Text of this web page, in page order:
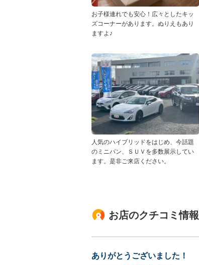
お子様連れでも安心！広々としたキッ
ズコーナーがあります。ぬりえもあり
ますよ♪
人気のハイブリッドをはじめ、今話題
のミニバン、ＳＵＶを多数展示してい
ます。是非ご来店ください。
お店のクチコミ情報
ありがとうございました！